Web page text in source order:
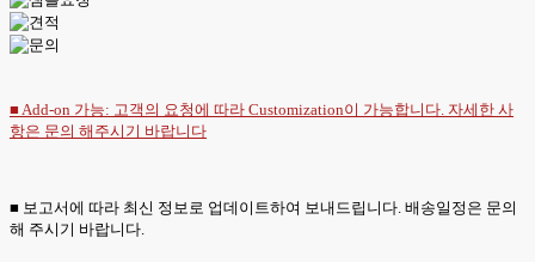
■ Add-on 가능: 고객의 요청에 따라 Customization이 가능합니다. 자세한 사
항은 문의 해주시기 바랍니다
■ 보고서에 따라 최신 정보로 업데이트하여 보내드립니다. 배송일정은 문의
해 주시기 바랍니다.